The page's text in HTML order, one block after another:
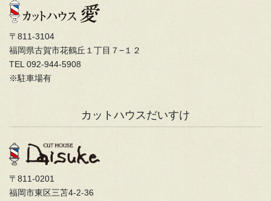
〒811-3104
福岡県古賀市花鶴丘１丁目７−１２
TEL 092-944-5908
※駐車場有
カットハウスだいすけ
〒811-0201
福岡市東区三苫4-2-36